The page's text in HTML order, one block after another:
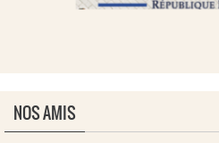
NOS AMIS